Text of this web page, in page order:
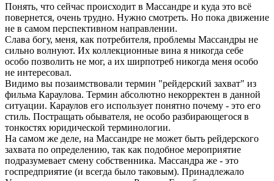
Понять, что сейчас происходит в Массандре и куда это всё
повернется, очень трудно. Нужно смотреть. Но пока движение
не в самом перспективном направлении.
Слава богу, меня, как потребителя, проблемы Массандры не
сильно волнуют. Их коллекционные вина я никогда себе
особо позволить не мог, а их ширпотреб никогда меня особо
не интересовал.
Видимо вы позаимствовали термин "рейдерский захват" из
фильма Караулова. Термин абсолютно некорректен в данной
ситуации. Караулов его использует понятно почему - это его
стиль. Постращать обывателя, не особо разбирающегося в
тонкостях юридической терминологии.
На самом же деле, на Массандре не может быть рейдерского
захвата по определению, так как подобное мероприятие
подразумевает смену собственника. Массандра же - это
госпредприятие (и всегда было таковым). Принадлежало